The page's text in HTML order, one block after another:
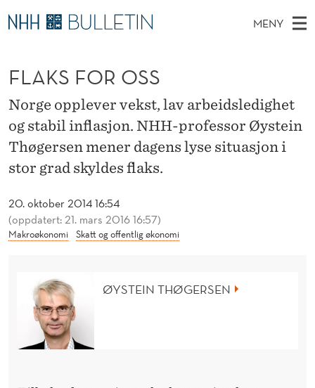
F
L
A
K
S
F
O
R
O
S
MENY
V
E
D
M
E
Y
K
I
E
T
T
S
T
E
E
Stipendiater og nye forskerprofiler
Disputaser
Ekspertutvalg
Om Bulletin
20. oktober 2014 16:54
(oppdatert: 21. mars 2016 16:57)
Makroøkonomi Skatt og offentlig økonomi
FLAKS FOR OSS
Norge opplever vekst, lav arbeidsledighet
og stabil inflasjon. NHH-professor Øystein
Thøgersen mener dagens lyse situasjon i
stor grad skyldes flaks.
ØYSTEIN THØGERSEN